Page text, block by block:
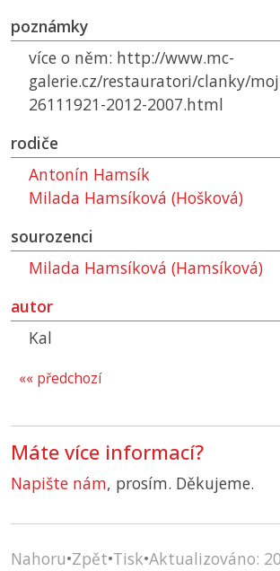
poznámky
více o něm: http://www.mc-
galerie.cz/restauratori/clanky/
26111921-2012-2007.html
rodiče
Antonín Hamsík
Milada Hamsíková (Hošková)
sourozenci
Milada Hamsíková (Hamsíková)
autor
Kal
«« předchozí
Máte více informací?
Napište nám, prosím. Děkujeme.
Nahoru•Zpět•Tisk•Aktualizováno: